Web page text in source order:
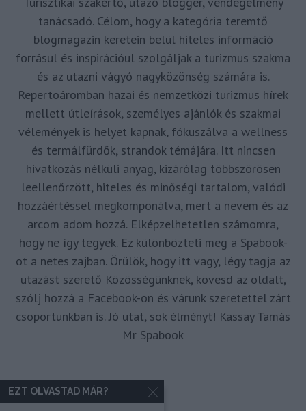
tanácsadó. Célom, hogy a kategória teremtő
blogmagazin keretein belül hiteles információ
forrásul és inspirációul szolgáljak a turizmus szakma
és az utazni vágyó nagyközönség számára is.
Repertoáromban hazai és nemzetközi turizmus hírek
mellett útleírások, személyes ajánlók és szakmai
vélemények is helyet kapnak, fókuszálva a wellness
és termálfürdők, strandok témájára. Itt nincsen
hivatkozás nélküli anyag, kizárólag többszörösen
leellenőrzött, hiteles és minőségi tartalom, valódi
hozzáértéssel megkomponálva, mert a nevem és az
arcom adom hozzá. Elképzelhetetlen számomra,
hogy ne így tegyek. Ez különbözteti meg a Spabook-
ot a netes zajban. Örülök, hogy itt vagy, légy tagja az
utazást szerető Közösségünknek, kövesd az oldalt,
szólj hozzá a Facebook-on és várunk szeretettel zárt
csoportunkban is. Jó utat, sok élményt! Kassay Tamás
Mr Spabook
EZT OLVASTAD MÁR?